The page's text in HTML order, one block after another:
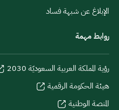
الإبلاغ عن شبهة فساد
روابط مهمة
رؤية المملكة العربية السعوديّة 2030
هيئة الحكومة الرقمية
المنصة الوطنية